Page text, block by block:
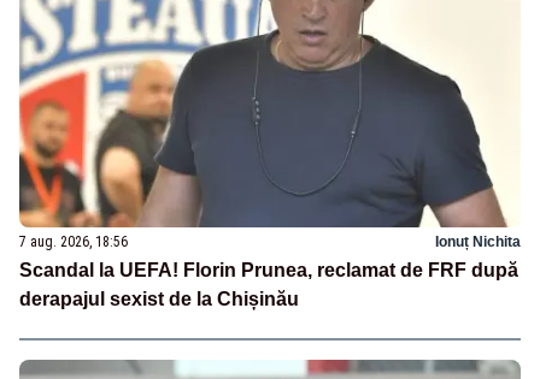
7 aug. 2026, 18:56 Ionuț Nichita
Scandal la UEFA! Florin Prunea, reclamat de FRF după
derapajul sexist de la Chișinău